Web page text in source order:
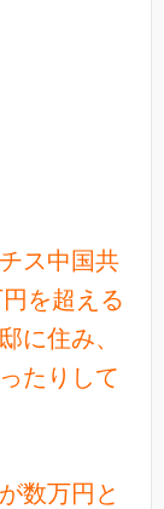
ス中国共
を超える
に住み、
たりして
数万円と